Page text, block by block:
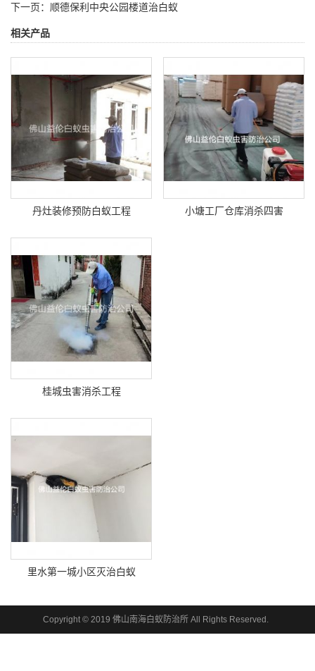
下一页： 顺德保利中央公园楼道治白蚁
相关产品
丹灶装修预防白蚁工程 小塘工厂仓库消杀四害
桂城虫害消杀工程
里水第一城小区灭治白蚁
Copyright © 2019 佛山南海白蚁防治所 All Rights Reserved.